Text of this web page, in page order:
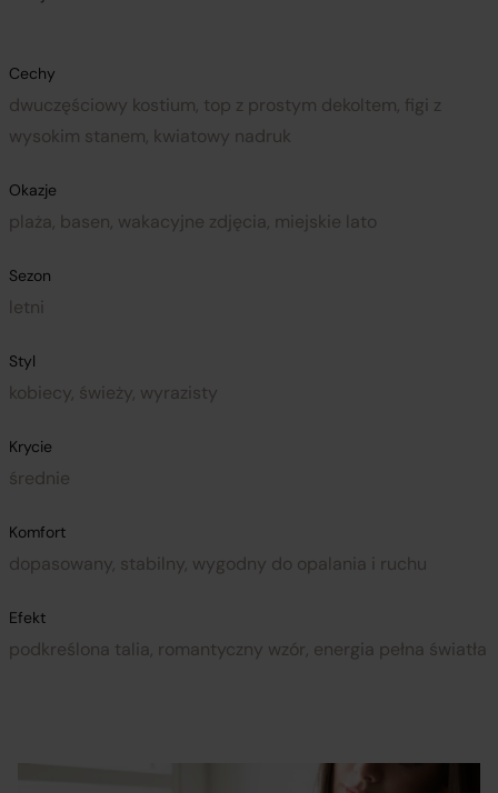
Cechy
dwuczęściowy kostium, top z prostym dekoltem, figi z
wysokim stanem, kwiatowy nadruk
Okazje
plaża, basen, wakacyjne zdjęcia, miejskie lato
Sezon
letni
Styl
kobiecy, świeży, wyrazisty
Krycie
średnie
Komfort
dopasowany, stabilny, wygodny do opalania i ruchu
Efekt
podkreślona talia, romantyczny wzór, energia pełna światła